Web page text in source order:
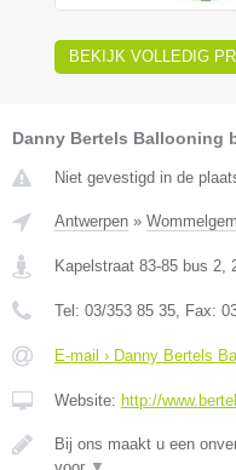
BEKIJK VOLLEDIG
Danny Bertels Ballooning
Niet gevestigd in de
Antwerpen » Wommelgem
Kapelstraat 83-85 bus 2
Tel: 03/353 85 35 , Fax:
E-mail › Danny Bertels
Website: http://
Bij ons maakt u een